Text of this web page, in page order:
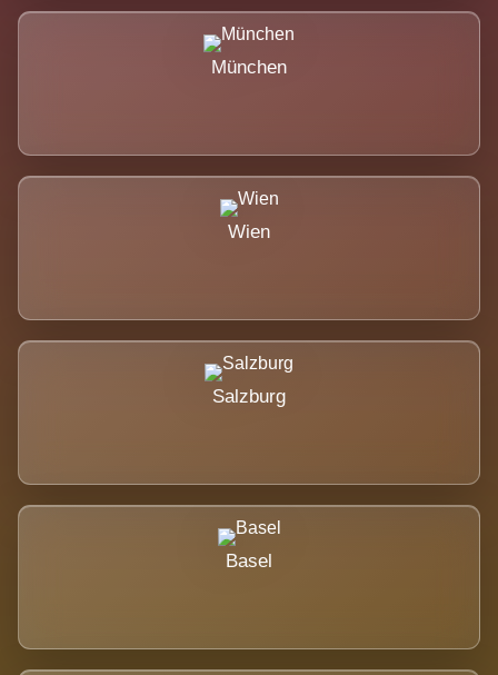
München
Wien
Salzburg
Basel